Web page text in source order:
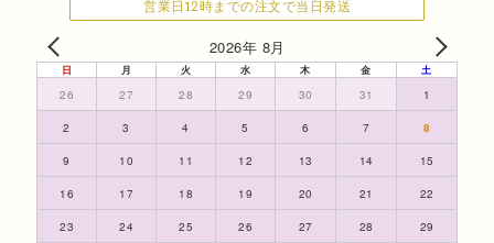
営業日12時までの注文で当日発送
2026年 8月
日 月 火 水 木 金 土
26 27 28 29 30 31 1
2 3 4 5 6 7 8
9 10 11 12 13 14 15
16 17 18 19 20 21 22
23 24 25 26 27 28 29